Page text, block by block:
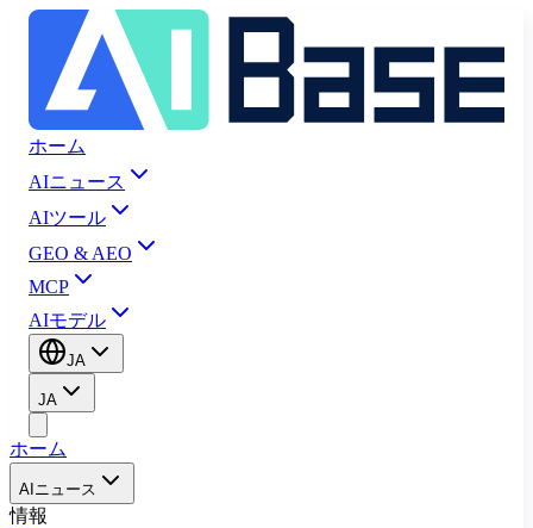
ホーム
AIニュース
AIツール
GEO & AEO
MCP
AIモデル
JA
JA
ホーム
AIニュース
情報